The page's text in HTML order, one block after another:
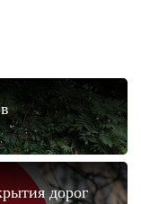
дорог